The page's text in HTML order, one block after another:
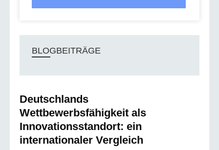
BLOGBEITRÄGE
Deutschlands
Wettbewerbsfähigkeit als
Innovationsstandort: ein
internationaler Vergleich